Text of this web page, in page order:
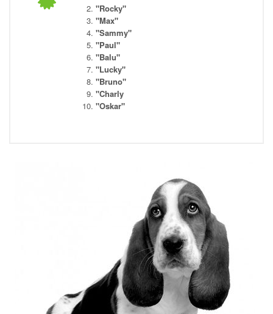
"Rocky"
"Max"
"Sammy"
"Paul"
"Balu"
"Lucky"
"Bruno"
"Charly
"Oskar"